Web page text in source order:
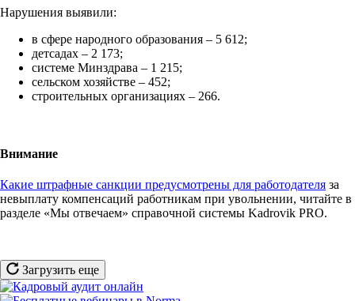
Нарушения выявили:
в сфере народного образования – 5 612;
детсадах – 2 173;
системе Минздрава – 1 215;
сельском хозяйстве – 452;
строительных организациях – 266.
Внимание
Какие штрафные санкции предусмотрены для работодателя за
невыплату компенсаций работникам при увольнении, читайте в
разделе «Мы отвечаем» справочной системы Kadrovik PRO.
Загрузить еще